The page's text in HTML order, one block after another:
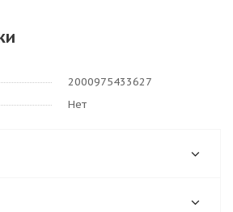
2000975433627
Нет